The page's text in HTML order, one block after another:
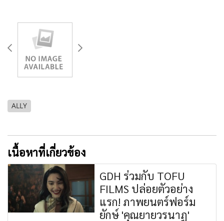
ALLY
เนื้อหาที่เกี่ยวข้อง
GDH ร่วมกับ TOFU
FILMS ปล่อยตัวอย่าง
แรก! ภาพยนตร์ฟอร์ม
ยักษ์ 'คุณยายวรนาฏ'